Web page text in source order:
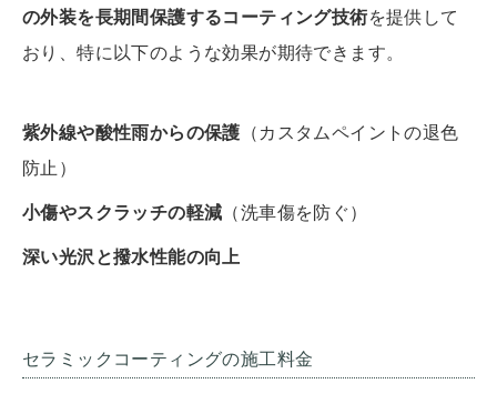
の外装を長期間保護するコーティング技術を提供して
おり、特に以下のような効果が期待できます。
紫外線や酸性雨からの保護 （カスタムペイントの退色
防止）
小傷やスクラッチの軽減 （洗車傷を防ぐ）
深い光沢と撥水性能の向上
セラミックコーティングの施工料金